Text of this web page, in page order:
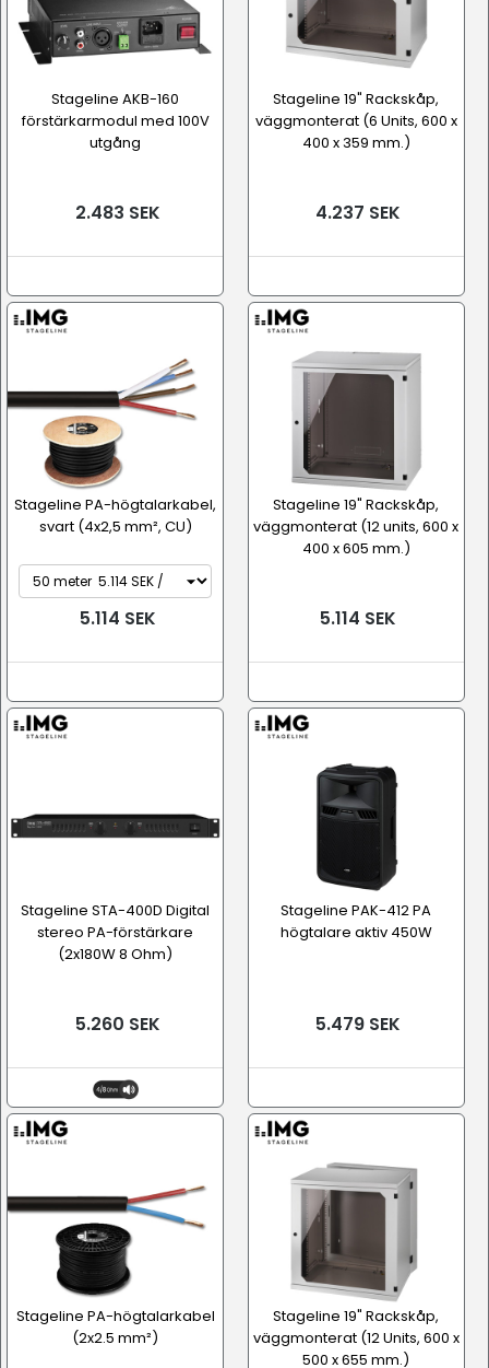
Stageline AKB-160
förstärkarmodul med 100V
utgång
2.483 SEK
Stageline 19" Rackskåp,
väggmonterat (6 Units, 600 x
400 x 359 mm.)
4.237 SEK
Stageline PA-högtalarkabel,
svart (4x2,5 mm², CU)
5.114 SEK
Stageline 19" Rackskåp,
väggmonterat (12 units, 600 x
400 x 605 mm.)
5.114 SEK
Stageline STA-400D Digital
stereo PA-förstärkare
(2x180W 8 Ohm)
5.260 SEK
Stageline PAK-412 PA
högtalare aktiv 450W
5.479 SEK
Stageline PA-högtalarkabel
(2x2.5 mm²)
Stageline 19" Rackskåp,
väggmonterat (12 Units, 600 x
500 x 655 mm.)